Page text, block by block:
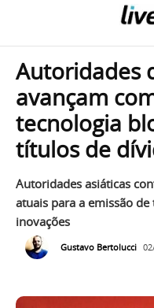
Autoridades
avançam
tecnologia
títulos de
Autoridades asiáticas
atuais para a emissão
inovações
Gustavo Bertolucci